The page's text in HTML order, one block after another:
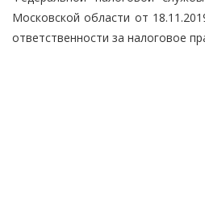
Московской области от
ответственности за налоговое